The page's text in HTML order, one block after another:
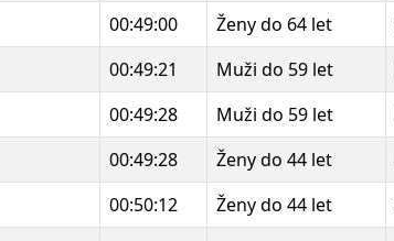
00:49:00 Ženy do 64 let
00:49:21 Muži do 59 let
00:49:28 Muži do 59 let
00:49:28 Ženy do 44 let
00:50:12 Ženy do 44 let